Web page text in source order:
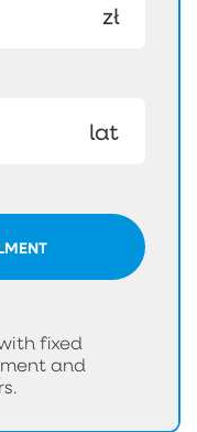
zł
lat
fixed
and